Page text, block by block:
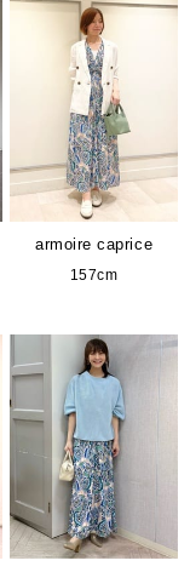
armoire caprice
157cm